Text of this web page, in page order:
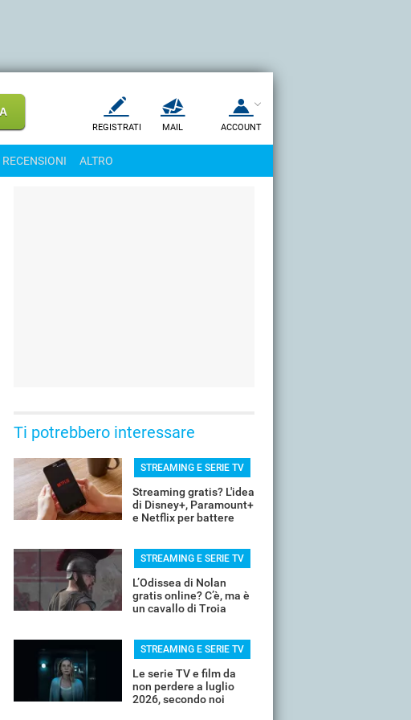
REGISTRATI MAIL ACCOUNT
RECENSIONI ALTRO
Ti potrebbero interessare
STREAMING E SERIE TV
Streaming gratis? L'idea
di Disney+, Paramount+
e Netflix per battere
STREAMING E SERIE TV
L’Odissea di Nolan
gratis online? C’è, ma è
un cavallo di Troia
STREAMING E SERIE TV
Le serie TV e film da
non perdere a luglio
2026, secondo noi